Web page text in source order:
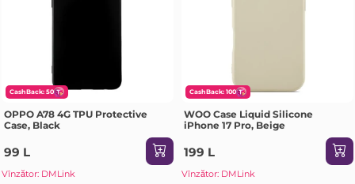
CashBack: 50
OPPO A78 4G TPU Protective
Case, Black
99 L
Vînzător: DMLink
CashBack: 100
WOO Case Liquid Silicone
iPhone 17 Pro, Beige
199 L
Vînzător: DMLink